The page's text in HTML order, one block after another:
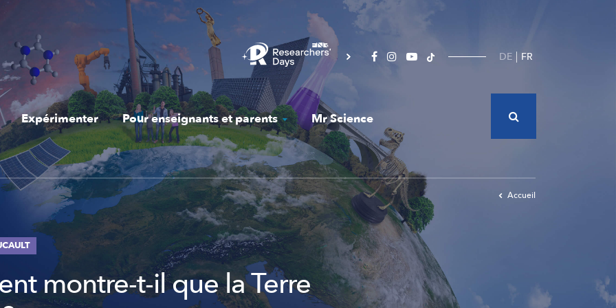
DE FR
Expérimenter Pour enseignants et parents Mr Science
Accueil
montre-t-il que la Terre